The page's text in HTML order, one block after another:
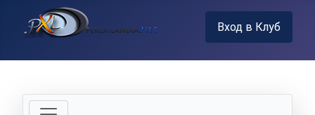
Вход в Клуб